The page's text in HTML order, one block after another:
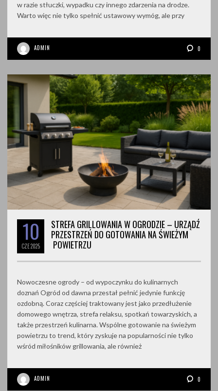
w razie stłuczki, wypadku czy innego zdarzenia na drodze.
Warto więc nie tylko spełnić ustawowy wymóg, ale przy
ADMIN 0
10
CZE2025
STREFA GRILLOWANIA W OGRODZIE – URZĄDŹ
PRZESTRZEŃ DO GOTOWANIA NA ŚWIEŻYM
POWIETRZU
Nowoczesne ogrody – od wypoczynku do kulinarnych
doznań Ogród od dawna przestał pełnić jedynie funkcję
ozdobną. Coraz częściej traktowany jest jako przedłużenie
domowego wnętrza, strefa relaksu, spotkań towarzyskich, a
także przestrzeń kulinarna. Wspólne gotowanie na świeżym
powietrzu to trend, który zyskuje na popularności nie tylko
wśród miłośników grillowania, ale również
ADMIN 0